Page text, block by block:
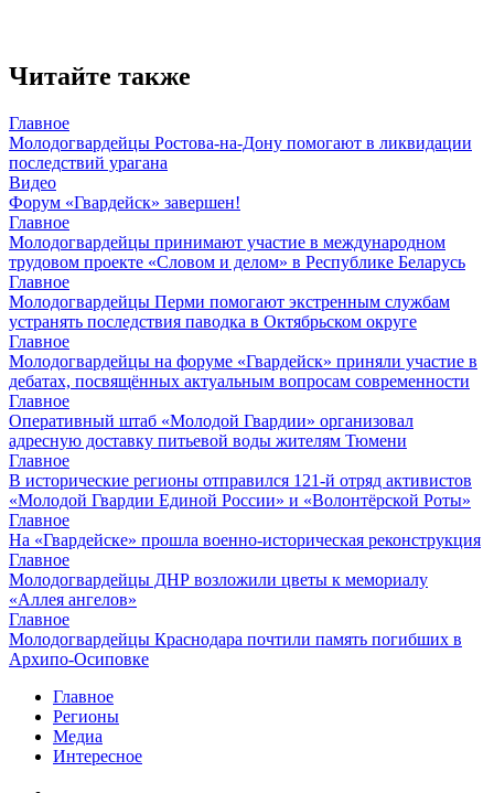
Читайте также
Главное
Молодогвардейцы Ростова-на-Дону помогают в ликвидации
последствий урагана
Видео
Форум «Гвардейск» завершен!
Главное
Молодогвардейцы принимают участие в международном
трудовом проекте «Словом и делом» в Республике Беларусь
Главное
Молодогвардейцы Перми помогают экстренным службам
устранять последствия паводка в Октябрьском округе
Главное
Молодогвардейцы на форуме «Гвардейск» приняли участие в
дебатах, посвящённых актуальным вопросам современности
Главное
Оперативный штаб «Молодой Гвардии» организовал
адресную доставку питьевой воды жителям Тюмени
Главное
В исторические регионы отправился 121-й отряд активистов
«Молодой Гвардии Единой России» и «Волонтёрской Роты»
Главное
На «Гвардейске» прошла военно-историческая реконструкция
Главное
Молодогвардейцы ДНР возложили цветы к мемориалу
«Аллея ангелов»
Главное
Молодогвардейцы Краснодара почтили память погибших в
Архипо-Осиповке
Главное
Регионы
Медиа
Интересное